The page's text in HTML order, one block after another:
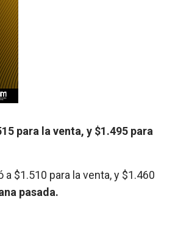
para la venta, y $1.495 para
$1.510 para la venta, y $1.460
pasada.